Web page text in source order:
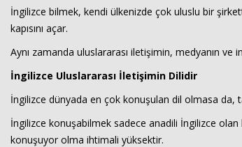
İngilizce bilmek, kendi ülkenizde çok uluslu bir
kapısını açar.
Aynı zamanda uluslararası iletişimin, medyanın
İngilizce Uluslararası İletişimin Dilidir
İngilizce dünyada en çok konuşulan dil olmasa da,
İngilizce konuşabilmek sadece anadili İngilizce
konuşuyor olma ihtimali yüksektir.